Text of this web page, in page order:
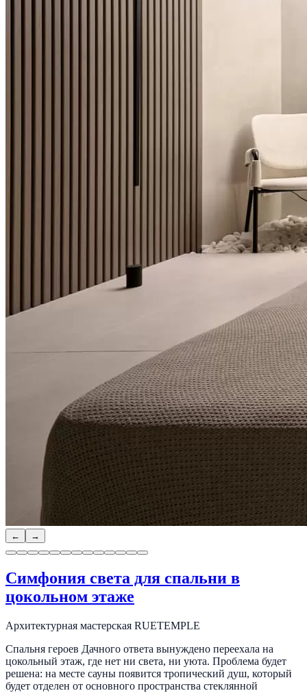
← →
Симфония света для спальни в
цокольном этаже
Архитектурная мастерская RUETEMPLE
Спальня героев Дачного ответа вынуждено переехала на
цокольный этаж, где нет ни света, ни уюта. Проблема будет
решена: на месте сауны появится тропический душ, который
будет отделен от основного пространства стеклянной